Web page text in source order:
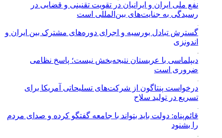
نفع ملی ایران و ایرانیان در تقویت تقنینی و قضایی در
رسیدگی به جنایت‌های بین‌المللی است
گسترش تبادل بورسیه و اجرای دوره‌های مشترک بین ایران و
اندونزی
دیپلماسی با عربستان نتیجه‌بخش نیست؛ پاسخ نظامی
ضروری است
درخواست پنتاگون از شرکت‌های تسلیحاتی آمریکا برای
تسریع در تولید سلاح
قائم‌پناه: دولت باید بتواند با جامعه گفتگو کرده و صدای مردم
را بشنود